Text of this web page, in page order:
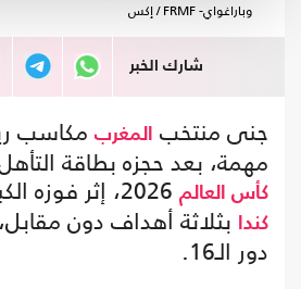
وباراغواي- FRMF / إكس
شارك الخبر
جنى منتخب المغرب مكاسب
مهمة، بعد حجزه بطاقة
كأس العالم
كندا
بثلاثة أهداف دون
دور الـ16.